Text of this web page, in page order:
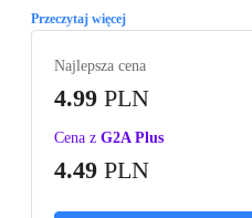
Przeczytaj więcej
Najlepsza cena
4.99 PLN
Cena z G2A Plus
4.49 PLN